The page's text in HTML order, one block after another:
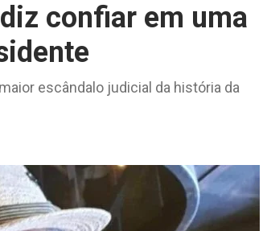
confiar em uma
escândalo judicial da história da